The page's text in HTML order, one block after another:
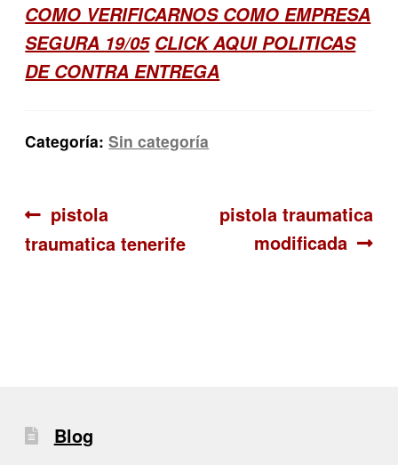
COMO VERIFICARNOS COMO EMPRESA
SEGURA 19/05 CLICK AQUI POLITICAS
DE CONTRA ENTREGA
Categoría:Sin categoría
Navegación
de
Anterior:
pistola
traumatica tenerife
Siguiente:
pistola traumatica
modificada
Blog